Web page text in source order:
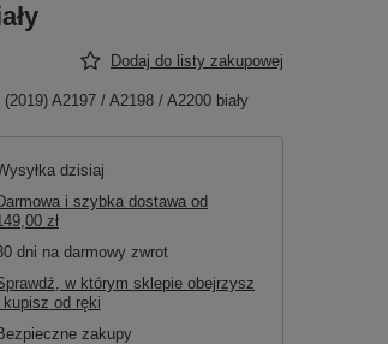
Dodaj do listy zakupowej
A2197 / A2198 / A2200 biały
dzisiaj
i szybka dostawa od
zł
dni na darmowy zwrot
w którym sklepie obejrzysz
kupisz od ręki
zakupy